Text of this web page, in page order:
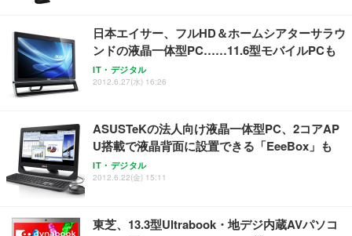
日本エイサー、フルHD＆ホームシアターサラウ
ンドの液晶一体型PC……11.6型モバイルPCも
IT・デジタル
2012.6.27(水) 16:26
ASUSTeKの法人向け液晶一体型PC、2コアAP
U搭載で液晶背面に設置できる「EeeBox」も
IT・デジタル
2012.6.22(金) 15:11
東芝、13.3型Ultrabook・地デジ内蔵AVパソコ